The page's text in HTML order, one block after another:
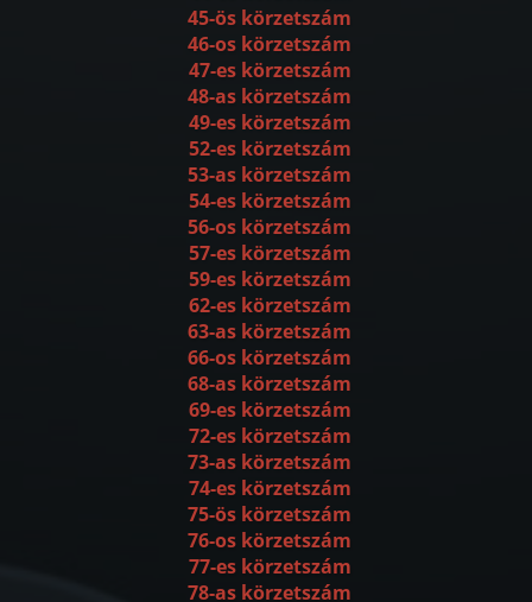
45-ös körzetszám
46-os körzetszám
47-es körzetszám
48-as körzetszám
49-es körzetszám
52-es körzetszám
53-as körzetszám
54-es körzetszám
56-os körzetszám
57-es körzetszám
59-es körzetszám
62-es körzetszám
63-as körzetszám
66-os körzetszám
68-as körzetszám
69-es körzetszám
72-es körzetszám
73-as körzetszám
74-es körzetszám
75-ös körzetszám
76-os körzetszám
77-es körzetszám
78-as körzetszám